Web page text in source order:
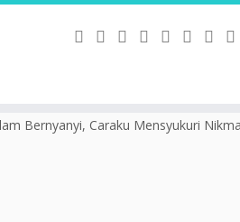
Bernyanyi, Caraku Mensyukuri